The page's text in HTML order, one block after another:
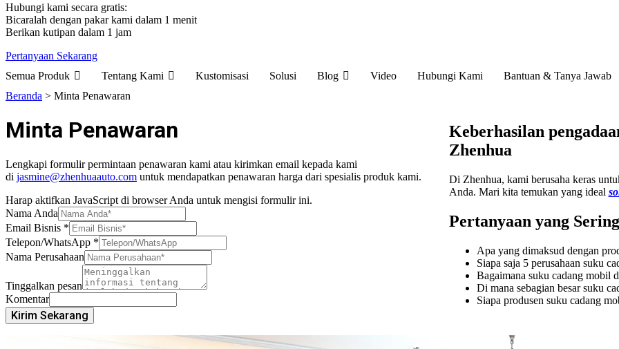
Hubungi kami secara gratis:
Bicaralah dengan pakar kami dalam 1 menit
Berikan kutipan dalam 1 jam
Pertanyaan Sekarang
Semua Produk
Tentang Kami Kustomisasi Solusi Blog Video Hubungi Kami
Bantuan & Tanya Jawab
Beranda > Minta Penawaran
Minta Penawaran
Lengkapi formulir permintaan penawaran kami atau kirimkan email kepada kami
di jasmine@zhenhuaauto.com untuk mendapatkan penawaran harga dari spesialis produk kami.
Harap aktifkan JavaScript di browser Anda untuk mengisi formulir ini.
Nama Anda
Email Bisnis *
Telepon/WhatsApp *
Nama Perusahaan
Tinggalkan pesan
Komentar
Kirim Sekarang
Keberhasilan
Zhenhua
Di Zhenhua, kami berusaha keras
Anda. Mari kita temukan yang ideal
Pertanyaan yang
Apa yang dimaksud dengan
Siapa saja 5 perusahaan suku
Bagaimana suku cadang mobil
Di mana sebagian besar suku
Siapa produsen suku cadang